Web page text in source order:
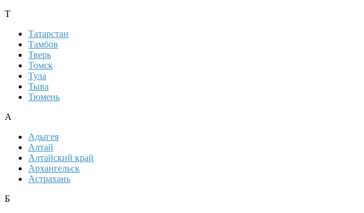
Т
Татарстан
Тамбов
Тверь
Томск
Тула
Тыва
Тюмень
А
Адыгея
Алтай
Алтайский край
Архангельск
Астрахань
Б